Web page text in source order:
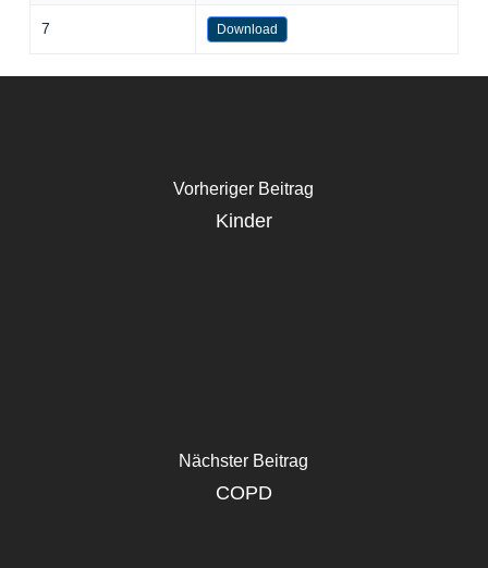
7 Download
Vorheriger Beitrag
Kinder
Nächster Beitrag
COPD